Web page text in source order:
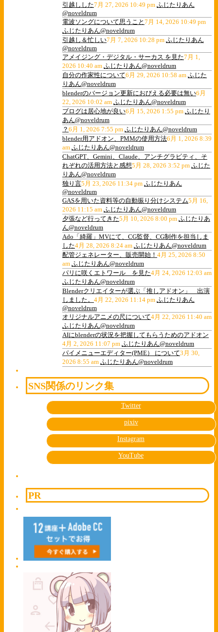
引越しした7月 27, 2026 10:49 pm ふじたりあん
@noveldrum
電波ソングについて思うこと 7月 14, 2026 10:49 pm
ふじたりあん@noveldrum
引越し＆忙しい7月 7, 2026 10:28 pm ふじたりあん
@noveldrum
アメイジング・デジタル・サーカス を見た7月 1,
2026 10:40 am ふじたりあん@noveldrum
自分の作家性について6月 29, 2026 10:58 am ふじた
りあん@noveldrum
blenderのバージョン更新におびえる必要は無い6月
22, 2026 10:02 am ふじたりあん@noveldrum
ブログは居心地が良い6月 15, 2026 1:55 pm ふじたり
あん@noveldrum
？ 6月 1, 2026 7:55 pm ふじたりあん@noveldrum
blender用アドオン、PMMの使用方法6月 1, 2026 8:39
am ふじたりあん@noveldrum
ChatGPT、Gemini、Claude、アンチグラビティ、そ
れぞれの活用方法と感想5月 28, 2026 3:52 pm ふじた
りあん@noveldrum
独り言5月 23, 2026 11:34 pm ふじたりあん
@noveldrum
GASを用いた資料等の自動振り分けシステム5月 16,
2026 11:15 am ふじたりあん@noveldrum
夕張など行ってきた5月 10, 2026 8:00 pm ふじたりあ
ん@noveldrum
Ado「綺羅」MVにて、CG監督、CG制作を担当しま
した4月 28, 2026 8:24 am ふじたりあん@noveldrum
配管ジェネレーター、販売開始！ 4月 25, 2026 8:50
am ふじたりあん@noveldrum
パリに咲くエトワール を見た4月 24, 2026 12:03 am
ふじたりあん@noveldrum
Blenderクリエイターが選ぶ「推しアドオン」 出演
しました。 4月 22, 2026 11:14 pm ふじたりあん
@noveldrum
オリジナルアニメの尺について4月 22, 2026 11:40 am
ふじたりあん@noveldrum
AIにblenderの状況を把握してもらうためのアドオン
4月 2, 2026 11:07 pm ふじたりあん@noveldrum
パイメニューエディター(PME） について3月 30,
2026 8:55 am ふじたりあん@noveldrum
SNS関係のリンク集
Twitter
pixiv
Instagram
YouTube
PR